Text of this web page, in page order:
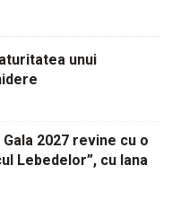
unui
2027 revine cu o
Lebedelor”, cu Iana